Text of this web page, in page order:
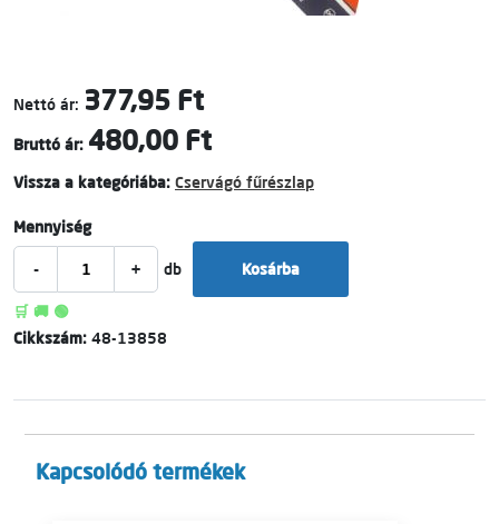
Nettó ár: 377,95 Ft
Bruttó ár: 480,00 Ft
Vissza a kategóriába: Cservágó fűrészlap
Mennyiség
- + db Kosárba
🛒 🚚 🟢
Cikkszám: 48-13858
Kapcsolódó termékek